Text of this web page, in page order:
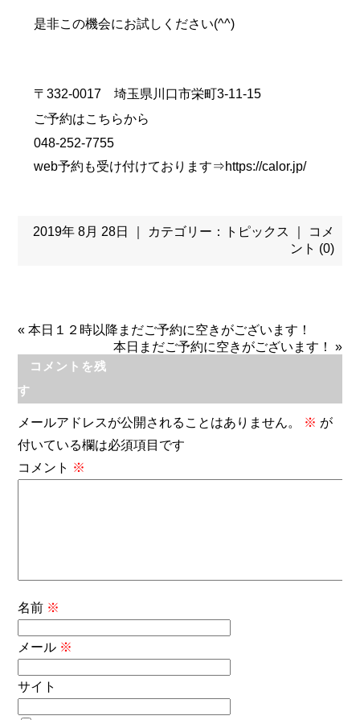
是非この機会にお試しください(^^)
〒332-0017 埼玉県川口市栄町3-11-15
ご予約はこちらから
048-252-7755
web予約も受け付けております⇒https://calor.jp/
2019年 8月 28日 ｜ カテゴリー： トピックス
コメ
ント (0)
«本日１２時以降まだご予約に空きがございます！
本日まだご予約に空きがございます！
»
コメントを残
す
メールアドレスが公開されることはありません。 ※ が
付いている欄は必須項目です
コメント ※
名前 ※
メール ※
サイト